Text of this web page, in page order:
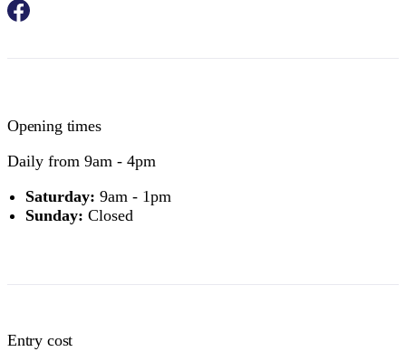
Opening times
Daily from 9am - 4pm
Saturday: 9am - 1pm
Sunday: Closed
Entry cost